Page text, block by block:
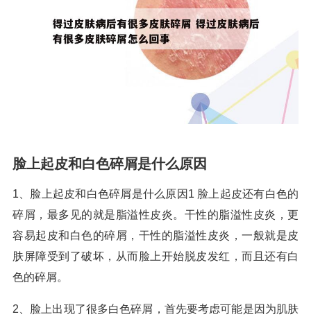
脸上起皮和白色碎屑是什么原因
1、脸上起皮和白色碎屑是什么原因1 脸上起皮还有白色的
碎屑，最多见的就是脂溢性皮炎。干性的脂溢性皮炎，更
容易起皮和白色的碎屑，干性的脂溢性皮炎，一般就是皮
肤屏障受到了破坏，从而脸上开始脱皮发红，而且还有白
色的碎屑。
2、脸上出现了很多白色碎屑，首先要考虑可能是因为肌肤